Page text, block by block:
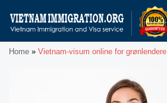
Home » Vietnam-visum online for grønlendere